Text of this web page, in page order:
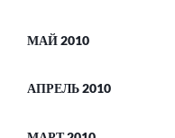
МАЙ 2010
АПРЕЛЬ 2010